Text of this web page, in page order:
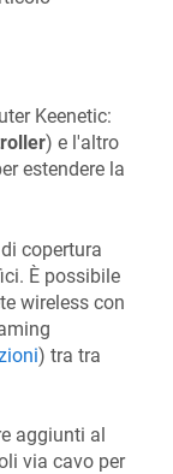
Keenetic:
) e l'altro
estendere la
copertura
È possibile
wireless con
) tra tra
aggiunti al
via cavo per